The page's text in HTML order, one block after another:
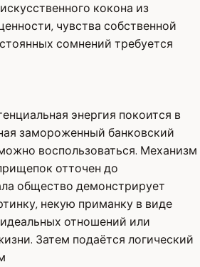
кокона из
чувства собственной
сомнений требуется
энергия покоится в
замороженный банковский
воспользоваться. Механизм
отточен до
общество демонстрирует
некую приманку в виде
отношений или
Затем подаётся логический